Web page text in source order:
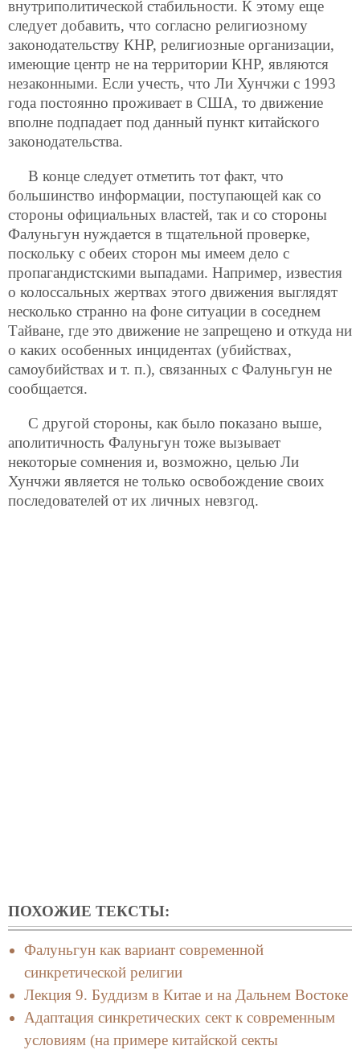
внутриполитической стабильности. К этому еще
следует добавить, что согласно религиозному
законодательству КНР, религиозные организации,
имеющие центр не на территории КНР, являются
незаконными. Если учесть, что Ли Хунчжи с 1993
года постоянно проживает в США, то движение
вполне подпадает под данный пункт китайского
законодательства.
В конце следует отметить тот факт, что
большинство информации, поступающей как со
стороны официальных властей, так и со стороны
Фалуньгун нуждается в тщательной проверке,
поскольку с обеих сторон мы имеем дело с
пропагандистскими выпадами. Например, известия
о колоссальных жертвах этого движения выглядят
несколько странно на фоне ситуации в соседнем
Тайване, где это движение не запрещено и откуда ни
о каких особенных инцидентах (убийствах,
самоубийствах и т. п.), связанных с Фалуньгун не
сообщается.
С другой стороны, как было показано выше,
аполитичность Фалуньгун тоже вызывает
некоторые сомнения и, возможно, целью Ли
Хунчжи является не только освобождение своих
последователей от их личных невзгод.
ПОХОЖИЕ ТЕКСТЫ:
Фалуньгун как вариант современной
синкретической религии
Лекция 9. Буддизм в Китае и на Дальнем Востоке
Адаптация синкретических сект к современным
условиям (на примере китайской секты